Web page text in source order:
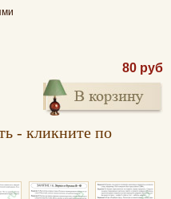
80 руб
- кликните по